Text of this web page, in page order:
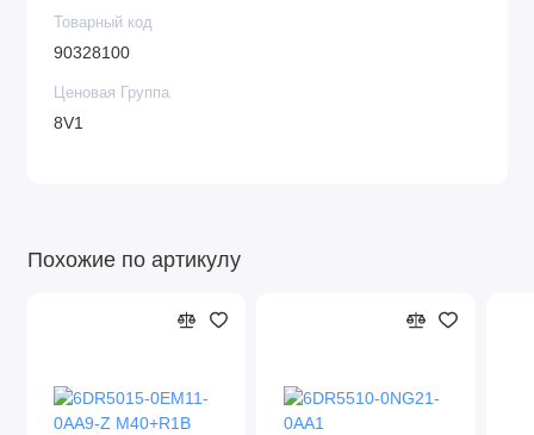
Товарный код
90328100
Ценовая Группа
8V1
Похожие по артикулу